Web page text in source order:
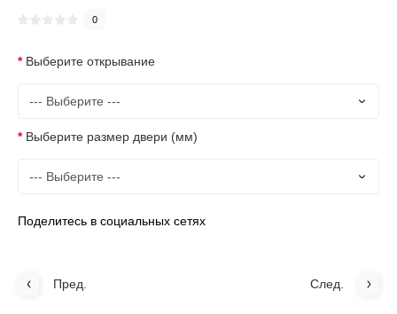
0
Выберите открывание
Выберите размер двери (мм)
Поделитесь в социальных сетях
Пред. След.